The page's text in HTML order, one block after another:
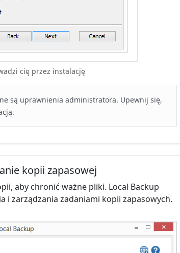
cię przez instalację
są uprawnienia administratora. Upewnij się,
kopii zapasowej
aby chronić ważne pliki. Local Backup
zarządzania zadaniami kopii zapasowych.